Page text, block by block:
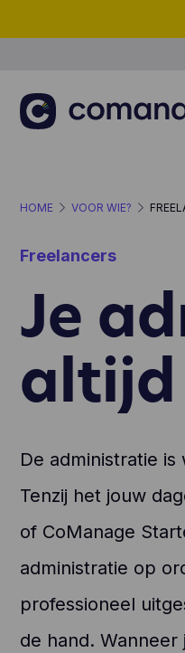
HOME VOOR WIE?
Freelancers
Je
altijd
De administratie
Tenzij het jouw
of CoManage
administratie op
professioneel
de hand.